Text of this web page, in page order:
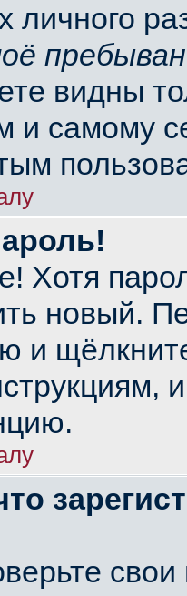
личного
видны
и самому
Хотя
новый.
и